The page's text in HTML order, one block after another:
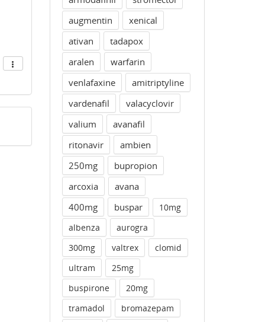
augmentin
xenical
ativan
tadapox
aralen
warfarin
venlafaxine
amitriptyline
vardenafil
valacyclovir
valium
avanafil
ritonavir
ambien
250mg
bupropion
arcoxia
avana
400mg
buspar
10mg
albenza
aurogra
300mg
valtrex
clomid
ultram
25mg
buspirone
20mg
tramadol
bromazepam